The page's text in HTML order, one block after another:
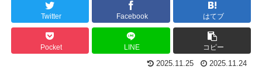
Twitter Facebook はてブ
Pocket LINE コピー
2025.11.25 2025.11.24